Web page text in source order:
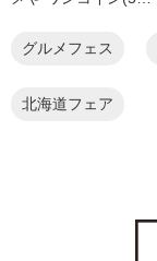
グルメフェス
北海道フェア